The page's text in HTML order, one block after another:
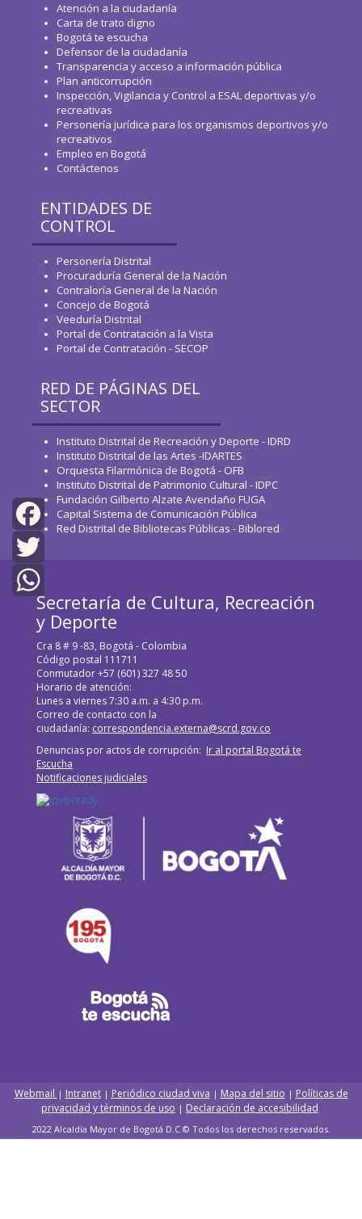
Facebook
Twitter
WhatsApp
Atención a la ciudadanía
Carta de trato digno
Bogotá te escucha
Defensor de la ciudadanía
Transparencia y acceso a información pública
Plan anticorrupción
Inspección, Vigilancia y Control a ESAL deportivas y/o
recreativas
Personería jurídica para los organismos deportivos y/o
recreativos
Empleo en Bogotá
Contáctenos
ENTIDADES DE
CONTROL
Personería Distrital
Procuraduría General de la Nación
Contraloría General de la Nación
Concejo de Bogotá
Veeduría Distrital
Portal de Contratación a la Vista
Portal de Contratación - SECOP
RED DE PÁGINAS DEL
SECTOR
Instituto Distrital de Recreación y Deporte - IDRD
Instituto Distrital de las Artes -IDARTES
Orquesta Filarmónica de Bogotá - OFB
Instituto Distrital de Patrimonio Cultural - IDPC
Fundación Gilberto Alzate Avendaño FUGA
Capital Sistema de Comunicación Pública
Red Distrital de Bibliotecas Públicas - Biblored
Secretaría de Cultura, Recreación
y Deporte
Cra 8 # 9 -83, Bogotá - Colombia
Código postal 111711
Conmutador +57 (601) 327 48 50
Horario de atención:
Lunes a viernes 7:30 a.m. a 4:30 p.m.
Correo de contacto con la
ciudadanía: correspondencia.externa@scrd.gov.co
Denuncias por actos de corrupción: Ir al portal Bogotá te
Escucha
Notificaciones judiciales
Webmail | Intranet| Periódico ciudad viva | Mapa del sitio | Políticas de
privacidad y términos de uso | Declaración de accesibilidad
2022 Alcaldía Mayor de Bogotá D.C © Todos los derechos reservados.